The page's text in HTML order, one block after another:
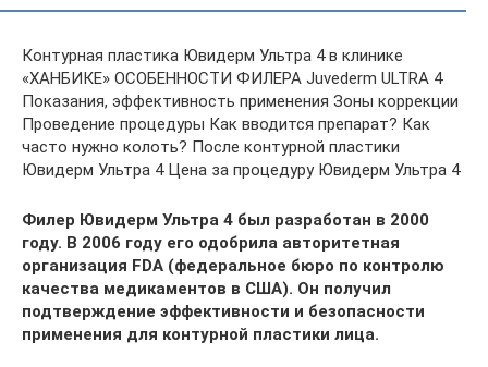
Контурная пластика Ювидерм Ультра 4 в клинике
«ХАНБИКЕ» ОСОБЕННОСТИ ФИЛЕРА Juvederm ULTRA 4
Показания, эффективность применения Зоны коррекции
Проведение процедуры Как вводится препарат? Как
часто нужно колоть? После контурной пластики
Ювидерм Ультра 4 Цена за процедуру Ювидерм Ультра 4
Филер Ювидерм Ультра 4 был разработан в 2000
году. В 2006 году его одобрила авторитетная
организация FDA (федеральное бюро по контролю
качества медикаментов в США). Он получил
подтверждение эффективности и безопасности
применения для контурной пластики лица.